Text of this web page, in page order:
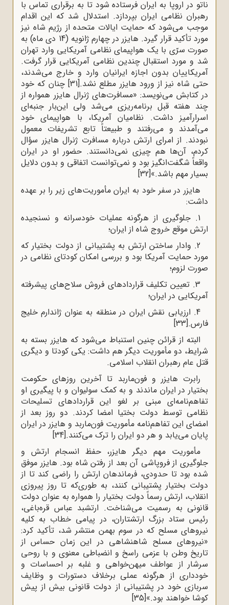
ناتو در اروپا به‌ ایران‌ فرستاده‌ شود تا به‌ برقراری ‌تماس‌ با
رهبران‌ نظامی‌ ایران‌ بپردازد. استدلال‌ شد که‌ این‌ اقدام‌
موجب‌ می‌شود که ‌حمایت‌ ایالات‌ متحده‌ از رژیم‌ شاه‌ نیز
مورد تأکید قرار گیرد. هایزر در چهارم ‌ژانویه‌ (14 دی‌ ماه‌) به‌
صورت‌ سرّی‌ با یک‌ هواپیمای‌ نظامی‌ آمریکایی‌ وارد تهران‌
شد و مورد استقبال‌ چندین‌ نظامی‌ آمریکایی‌ قرار گرفت‌.
آمریکاییان‌ بدون‌ اجازه‌‌ ایرانیان ‌وارد و خارج‌ می‌شدند،
حتی‌ شاه‌ نیز از ورود هایزر مطلع‌ نشد.[31]
چنان که خود
در کتابش می‌نویسد: «مسافرت‌های ژنرال هایزر همواره از
چند هفته قبل برنامه‌ریزی می‌شد ولی این‌بار جنبه‌ای
اسرارآمیز داشت. نظامیان آمریکا، با هواپیمای خود
می‌آمدند و می‌رفتند و طبیعتاً تابع تشریفات معمول
نبودند. از امرای ارتش درباره مسافرت ژنرال هایزر سؤال
کردم، آن‌ها هم چیزی نمی‌دانستند. حضور او در ایران
واقعاً شگفت‌انگیز بود و نمی‌توانست اتفاقی و بدون دلایل
بسیار مهم باشد.»[32]
هایزر در سفر خود به ایران مأموریت‌های زیر را بر عهده
داشت:
1. جلوگیری از هرگونه عملیات خودسرانه و نسنجیده
ارتش موقع خروج شاه از ایران؛
2. وادار ساختن ارتش به پشتیبانی از دولت بختیار که
مورد حمایت آمریکا بود و بررسی امکان کودتای نظامی در
صورت لزوم؛
3. تعیین تکلیف قراردادهای فروش سلاح‌های پیشرفته
آمریکایی در ایران؛
4. ارزیابی نقش ایران در منطقه به ‌عنوان ژاندارم خلیج
فارس.[33]
البته از قرائن چنین استنباط می‌شود که هایزر بسته به
شرایط، دو مأموریت دیگر هم داشت: یکی کودتا و دیگری
قتل عام رهبران انقلاب اسلامی.
رابرت هایزر و فون‌ماربد تا آخرین روزهای حکومت
بختیار در ایران ماندند و به کمک سولیوان و با پیگیری او
تفاهم‌نامه‌ای مبنی بر لغو این قراردادهای تسلیحات
نظامی توسط دولت بختیا امضا کردند. دو روز بعد از
امضای این تفاهم‌نامه مأموریت فون‌ماربد و هایزر در ایران
پایان می‌یابد و هر دو ایران را ترک می‌کنند.[34]
مأموریت مهم دیگر هایزر، حفظ انسجام ارتش و
جلوگیری از فروپاشی آن بعد از رفتن شاه بود. هایزر موفق
شده بود تا حدودی، فرماندهان ارتش را راضی کند تا از
دولت بختیار پشتیبانی کنند، به‌ طوری‌که تا روز پیروزی
انقلاب، ارتش رسماً دولت بختیار را همواره به ‌عنوان دولت
قانونی به رسمیت می‌شناخت. ارتشبد عباس قره‌باغی،
رئیس ستاد بزرگ ارتشتاران، در پیامی خطاب به کلیه
نیروهای مسلح که در سوم بهمن منتشر شد، تأکید کرد:
«نیروهای مسلح شاهنشاهی در این زمان حساس از
تاریخ وطن با عزمی راسخ و انضباطی معنوی و با روحی
سرشار از عواطف میهن‌خواهی و غلبه بر احساسات و
خودداری از هرگونه عملی برخلاف دستورات و وظایف
سربازی خود در پشتیبانی از دولت قانونی بیش از پیش
کوشا خواهند بود.»[35]